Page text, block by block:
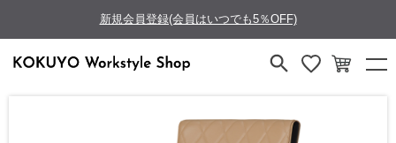
新規会員登録(会員はいつでも5％OFF)